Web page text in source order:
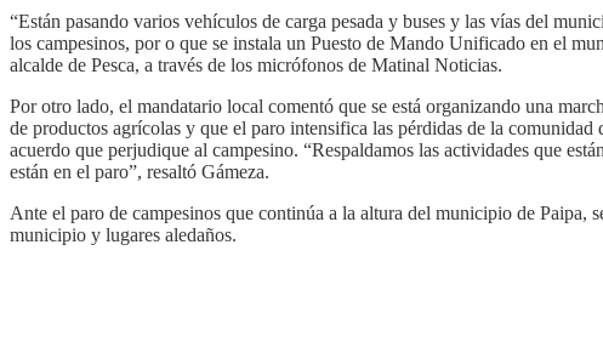
“Están pasando varios vehículos de carga pesada y buses y las vías del
los campesinos, por o que se instala un Puesto de Mando Unificado en el
alcalde de Pesca, a través de los micrófonos de Matinal Noticias.
Por otro lado, el mandatario local comentó que se está organizando una
de productos agrícolas y que el paro intensifica las pérdidas de la
acuerdo que perjudique al campesino. “Respaldamos las actividades que
están en el paro”, resaltó Gámeza.
Ante el paro de campesinos que continúa a la altura del municipio de
municipio y lugares aledaños.